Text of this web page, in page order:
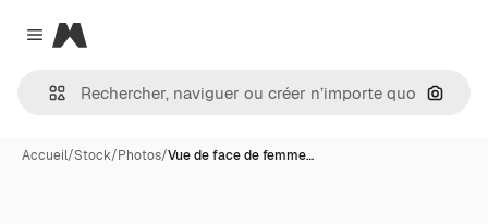
Close menu
Magnific
Accueil/Stock/Photos/Vue de face de femme…